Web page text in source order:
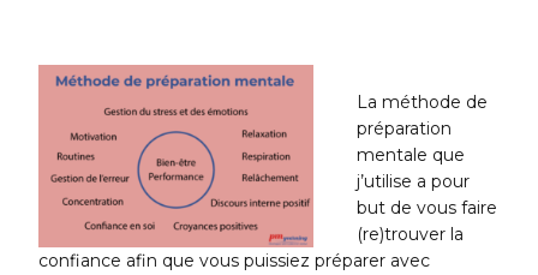
La méthode de
préparation
mentale que
j’utilise a pour
but de vous faire
(re)trouver la
confiance afin que vous puissiez préparer avec